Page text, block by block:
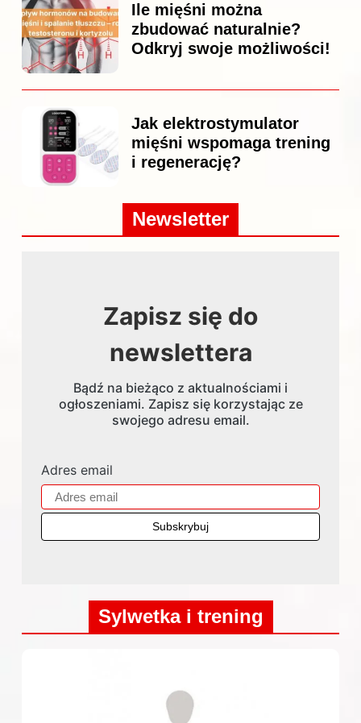
Ile mięśni można
zbudować naturalnie?
Odkryj swoje możliwości!
Jak elektrostymulator
mięśni wspomaga trening
i regenerację?
Newsletter
Zapisz się do
newslettera
Bądź na bieżąco z aktualnościami i
ogłoszeniami. Zapisz się korzystając ze
swojego adresu email.
Adres email
Sylwetka i trening